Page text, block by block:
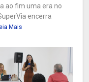
ao fim uma era no
encerra
Mais